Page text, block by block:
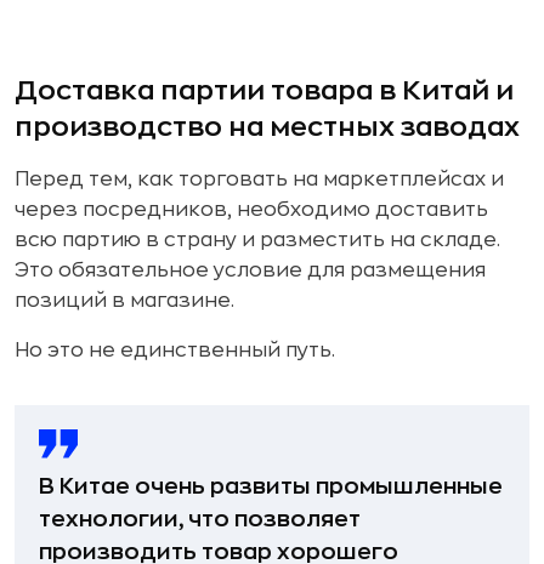
Доставка партии товара в Китай и
производство на местных заводах
Перед тем, как торговать на маркетплейсах и
через посредников, необходимо доставить
всю партию в страну и разместить на складе.
Это обязательное условие для размещения
позиций в магазине.
Но это не единственный путь.
В Китае очень развиты промышленные
технологии, что позволяет
производить товар хорошего